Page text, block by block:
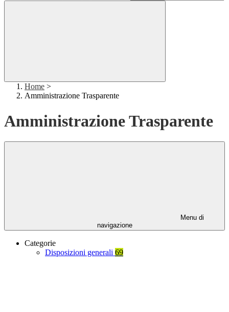
Home >
Amministrazione Trasparente
Amministrazione Trasparente
Menu di
navigazione
Categorie
Disposizioni generali 69